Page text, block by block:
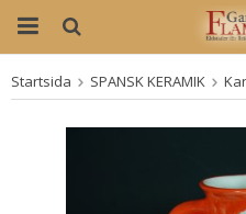
Produkten har
Startsida SPANSK KERAMIK